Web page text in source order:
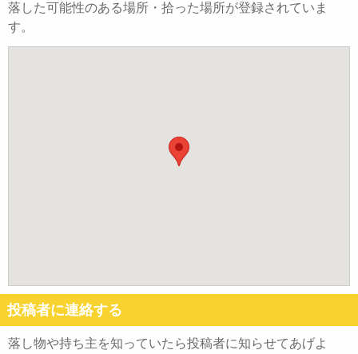
落した可能性のある場所・拾った場所が登録されていま
す。
投稿者に連絡する
落し物や持ち主を知っていたら投稿者に知らせてあげよ